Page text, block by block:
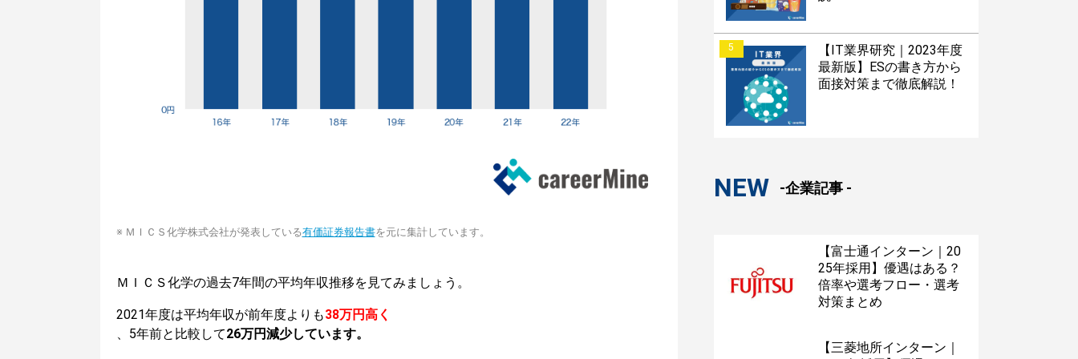
※ ＭＩＣＳ化学株式会社が発表している有価証券報告書を元に集計しています。
ＭＩＣＳ化学の過去7年間の平均年収推移を見てみましょう。
2021年度は平均年収が前年度よりも38万円高く
、5年前と比較して26万円減少しています。
5
【IT業界研究｜2023年度
最新版】ESの書き方から
面接対策まで徹底解説！
NEW -企業記事 -
【富士通インターン｜20
25年採用】優遇はある？
倍率や選考フロー・選考
対策まとめ
【三菱地所インターン｜